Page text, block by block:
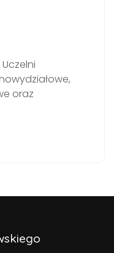
oraz